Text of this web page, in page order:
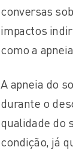
conversas
impactos
como a
A apneia do
durante o
qualidade do
condição, já